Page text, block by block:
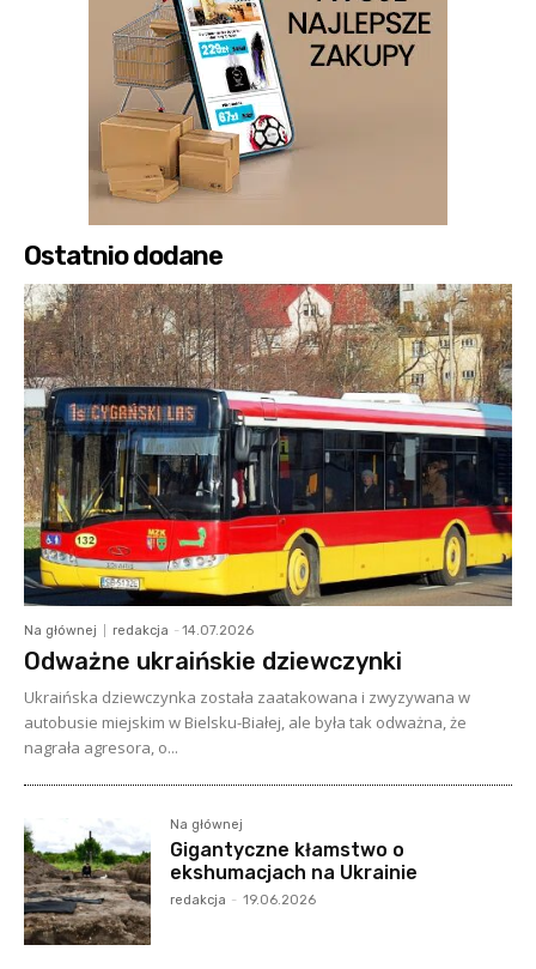
Ostatnio dodane
Na głównej redakcja - 14.07.2026
Odważne ukraińskie dziewczynki
Ukraińska dziewczynka została zaatakowana i zwyzywana w
autobusie miejskim w Bielsku-Białej, ale była tak odważna, że
nagrała agresora, o...
Na głównej
Gigantyczne kłamstwo o
ekshumacjach na Ukrainie
redakcja - 19.06.2026